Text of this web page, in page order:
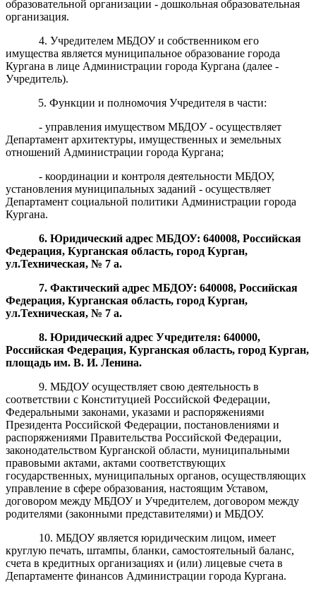
образовательной организации - дошкольная образовательная
организация.
4. Учредителем МБДОУ и собственником его
имущества является муниципальное образование города
Кургана в лице Администрации города Кургана (далее -
Учредитель).
5. Функции и полномочия Учредителя в части:
- управления имуществом МБДОУ - осуществляет
Департамент архитектуры, имущественных и земельных
отношений Администрации города Кургана;
- координации и контроля деятельности МБДОУ,
установления муниципальных заданий - осуществляет
Департамент социальной политики Администрации города
Кургана.
6. Юридический адрес МБДОУ: 640008, Российская
Федерация, Курганская область, город Курган,
ул.Техническая, № 7 а.
7. Фактический адрес МБДОУ: 640008, Российская
Федерация, Курганская область, город Курган,
ул.Техническая, № 7 а.
8. Юридический адрес Учредителя: 640000,
Российская Федерация, Курганская область, город Курган,
площадь им. В. И. Ленина.
9. МБДОУ осуществляет свою деятельность в
соответствии с Конституцией Российской Федерации,
Федеральными законами, указами и распоряжениями
Президента Российской Федерации, постановлениями и
распоряжениями Правительства Российской Федерации,
законодательством Курганской области, муниципальными
правовыми актами, актами соответствующих
государственных, муниципальных органов, осуществляющих
управление в сфере образования, настоящим Уставом,
договором между МБДОУ и Учредителем, договором между
родителями (законными представителями) и МБДОУ.
10. МБДОУ является юридическим лицом, имеет
круглую печать, штампы, бланки, самостоятельный баланс,
счета в кредитных организациях и (или) лицевые счета в
Департаменте финансов Администрации города Кургана.